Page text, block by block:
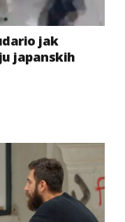
jak
japanskih